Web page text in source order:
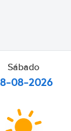
Sábado
08-2026